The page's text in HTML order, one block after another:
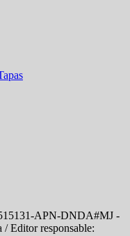
APN-DNDA#MJ -
Editor responsable: